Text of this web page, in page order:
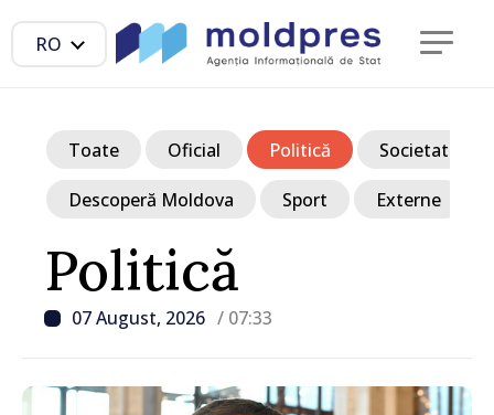
RO
Politică
07 August, 2026 / 07:33
Toate Oficial Politică Societate
Descoperă Moldova Sport Externe